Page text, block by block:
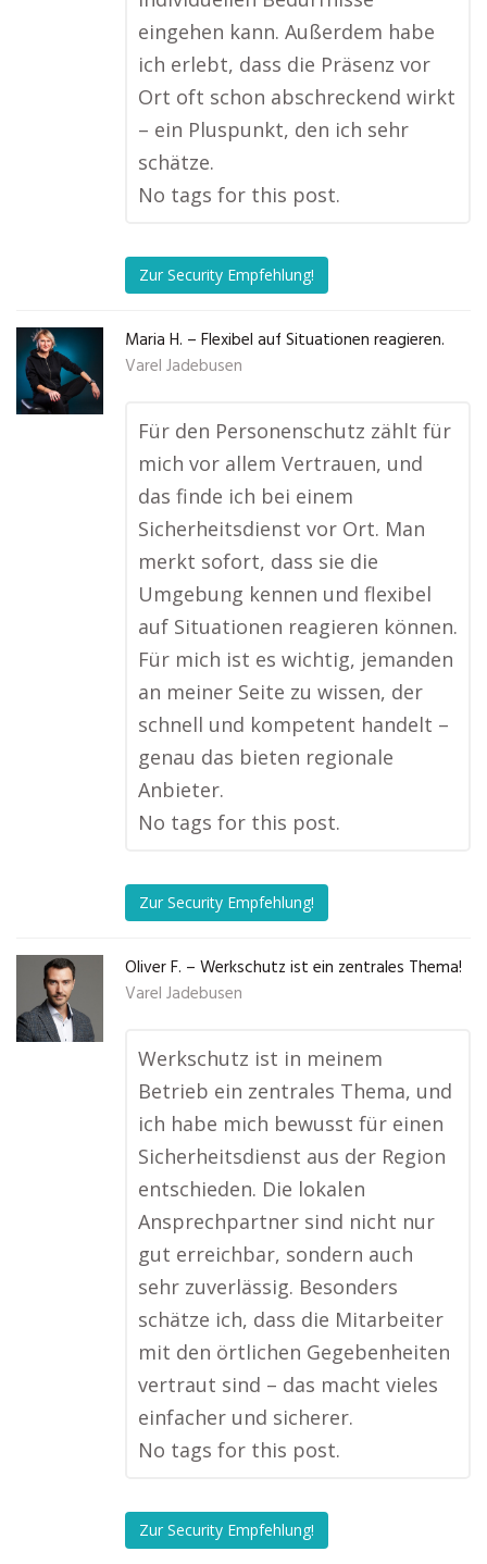
eingehen kann. Außerdem habe
ich erlebt, dass die Präsenz vor
Ort oft schon abschreckend wirkt
– ein Pluspunkt, den ich sehr
schätze.
No tags for this post.
Zur Security Empfehlung!
Maria H. – Flexibel auf Situationen reagieren.
Varel Jadebusen
Für den Personenschutz zählt für
mich vor allem Vertrauen, und
das finde ich bei einem
Sicherheitsdienst vor Ort. Man
merkt sofort, dass sie die
Umgebung kennen und flexibel
auf Situationen reagieren können.
Für mich ist es wichtig, jemanden
an meiner Seite zu wissen, der
schnell und kompetent handelt –
genau das bieten regionale
Anbieter.
No tags for this post.
Zur Security Empfehlung!
Oliver F. – Werkschutz ist ein zentrales Thema!
Varel Jadebusen
Werkschutz ist in meinem
Betrieb ein zentrales Thema, und
ich habe mich bewusst für einen
Sicherheitsdienst aus der Region
entschieden. Die lokalen
Ansprechpartner sind nicht nur
gut erreichbar, sondern auch
sehr zuverlässig. Besonders
schätze ich, dass die Mitarbeiter
mit den örtlichen Gegebenheiten
vertraut sind – das macht vieles
einfacher und sicherer.
No tags for this post.
Zur Security Empfehlung!